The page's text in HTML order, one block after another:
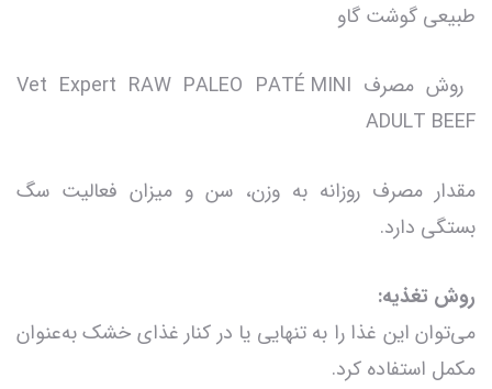
طبیعی گوشت گاو
روش مصرف Vet Expert RAW PALEO PATÉ MINI
ADULT BEEF
مقدار مصرف روزانه به وزن، سن و میزان فعالیت سگ
بستگی دارد.
روش تغذیه:
می‌توان این غذا را به تنهایی یا در کنار غذای خشک به‌عنوان
مکمل استفاده کرد.